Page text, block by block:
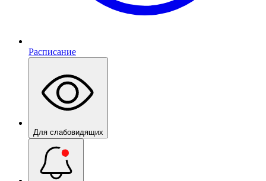
Расписание
Для слабовидящих